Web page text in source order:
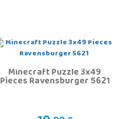
Minecraft Puzzle 3x49
Pieces Ravensburger 5621